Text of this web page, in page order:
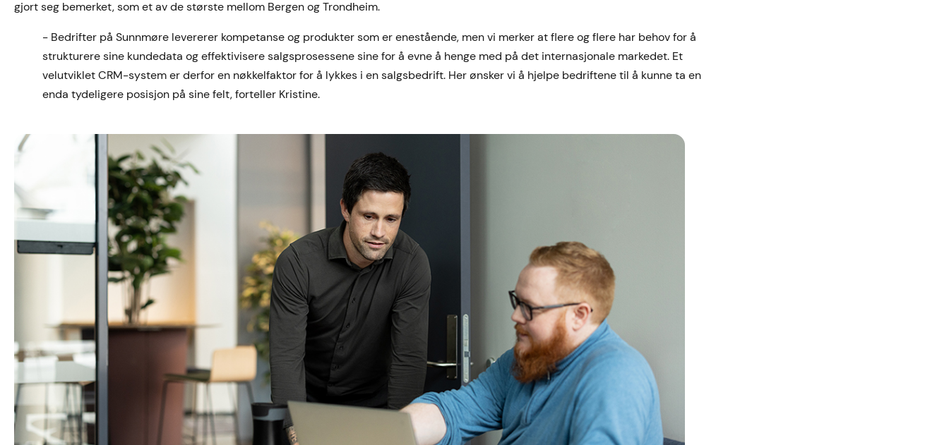
gjort seg bemerket, som et av de største mellom Bergen og Trondheim.
- Bedrifter på Sunnmøre levererer kompetanse og produkter som er enestående, men vi merker at flere og flere har behov for å
strukturere sine kundedata og effektivisere salgsprosessene sine for å evne å henge med på det internasjonale markedet. Et
velutviklet CRM-system er derfor en nøkkelfaktor for å lykkes i en salgsbedrift. Her ønsker vi å hjelpe bedriftene til å kunne ta en
enda tydeligere posisjon på sine felt, forteller Kristine.